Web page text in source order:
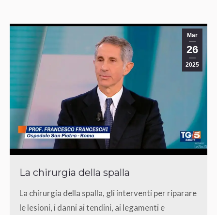
Mar
26
2025
La chirurgia della spalla
La chirurgia della spalla, gli interventi per riparare
le lesioni, i danni ai tendini, ai legamenti e